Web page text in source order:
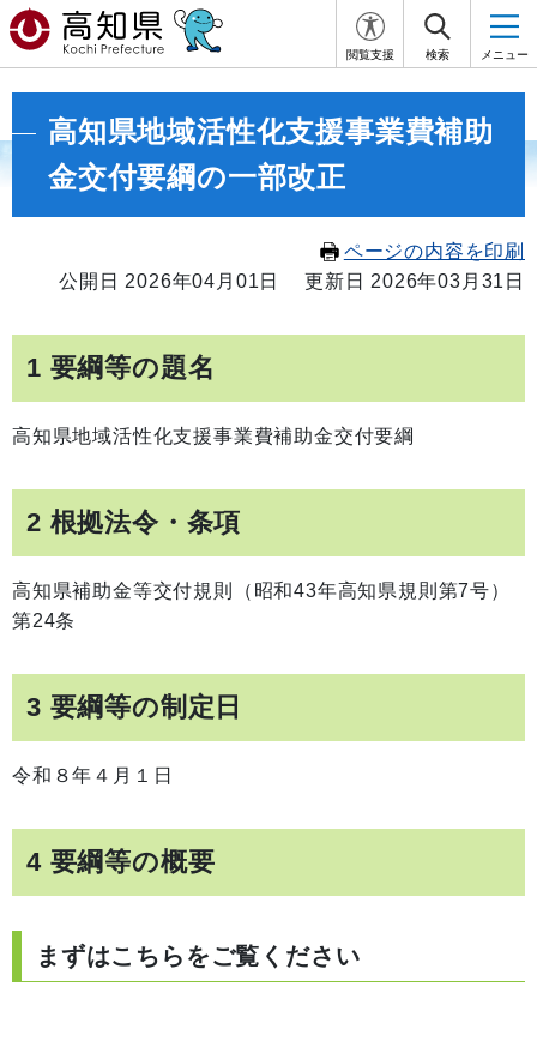
閲覧支援 検索 メニュー
高知県地域活性化支援事業費補助
金交付要綱の一部改正
ページの内容を印刷
公開日 2026年04月01日
更新日 2026年03月31日
1 要綱等の題名
高知県地域活性化支援事業費補助金交付要綱
2 根拠法令・条項
高知県補助金等交付規則（昭和43年高知県規則第7号）
第24条
3 要綱等の制定日
令和８年４月１日
4 要綱等の概要
まずはこちらをご覧ください